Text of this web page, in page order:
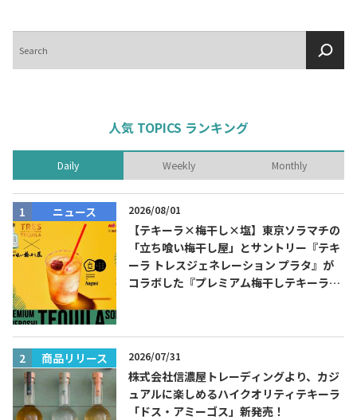
索
人気 TOPICS ランキング
Daily Weekly Monthly
ニュース 2026/08/01
【テキーラ×梅干し×塩】東京ソラマチの
「立ち喰い梅干し屋」とサントリー『テキ
ーラ トレスジェネレーション プラタ』が
コラボした『プレミアム梅干しテキーラソ
商品リリース 2026/07/31
株式会社信濃屋トレーディングより、カジ
ュアルに楽しめるハイクオリティテキーラ
「ドス・アミーゴス」新発売！